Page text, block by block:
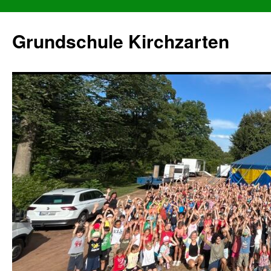
Grundschule Kirchzarten